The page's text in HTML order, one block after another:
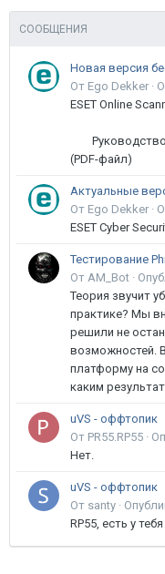
СООБЩЕНИЯ
От Ego Dekker ·
ESET Online
Руководство
(PDF-файл)
Актуальные
От Ego Dekker ·
ESET Cyber
От AM_Bot ·
Теория звучит
практике? Мы
решили не
возможностей.
платформу на
каким
uVS - оффтопик
От PR55.RP55 ·
Нет.
uVS - оффтопик
От santy ·
RP55, есть у